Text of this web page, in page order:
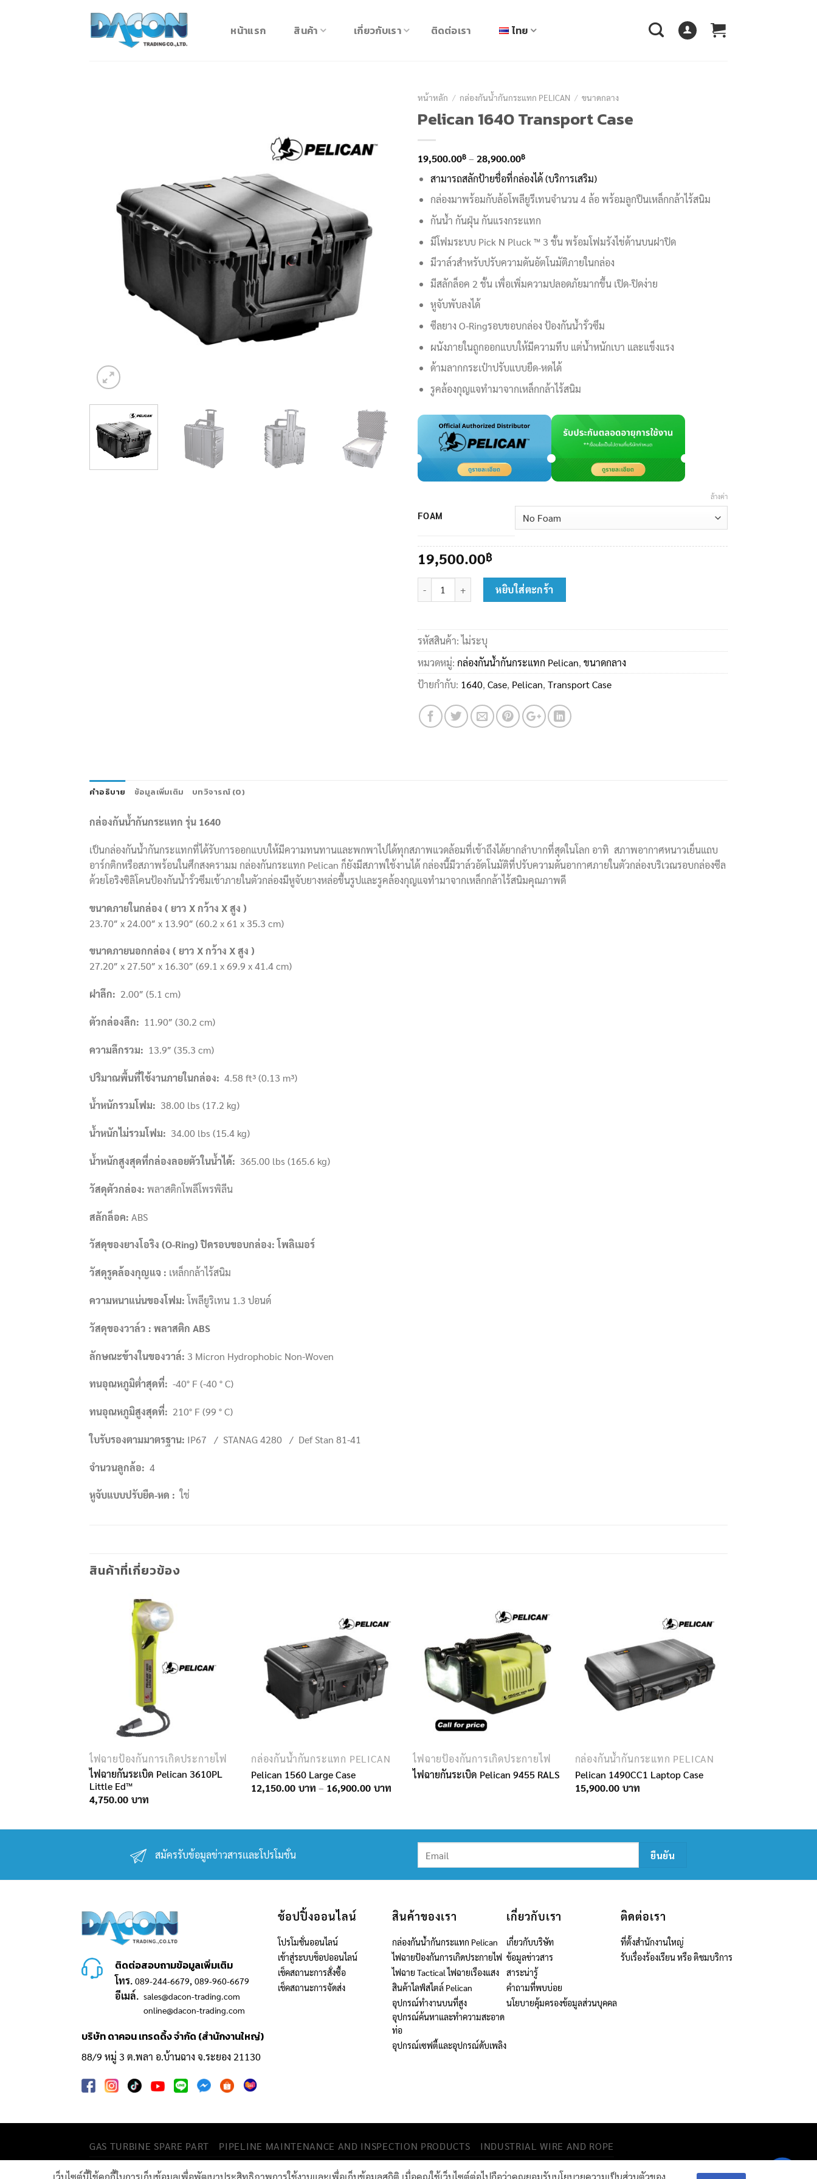
หน้าแรก สินค้า เกี่ยวกับเรา ติดต่อเรา ไทย
หน้าหลัก / กล่องกันน้ำกันกระแทก PELICAN / ขนาดกลาง
Pelican 1640 Transport Case
19,500.00฿ – 28,900.00฿Price
range:
through
28,900.00฿
สามารถสลักป้ายชื่อที่กล่องได้ (บริการเสริม)
กล่องมาพร้อมกับล้อโพลียูรีเทนจำนวน 4 ล้อ พร้อมลูกปืนเหล็กกล้าไร้สนิม
กันน้ำ กันฝุ่น กันแรงกระแทก
มีโฟมระบบ Pick N Pluck ™ 3 ชั้น พร้อมโฟมรังไข่ด้านบนฝาปิด
มีวาล์วสำหรับปรับความดันอัตโนมัติภายในกล่อง
มีสลักล็อค 2 ชั้น เพื่อเพิ่มความปลอดภัยมากขึ้น เปิด-ปิดง่าย
หูจับพับลงได้
ซีลยาง O-Ringรอบขอบกล่อง ป้องกันน้ำรั่วซึม
ผนังภายในถูกออกแบบให้มีความทึบ แต่น้ำหนักเบา และแข็งแรง
ด้ามลากกระเป๋าปรับแบบยืด-หดได้
รูคล้องกุญแจทำมาจากเหล็กกล้าไร้สนิม
FOAM
ล้างค่า
19,500.00฿
จำนวน Pelican 1640 Transport Case ชิ้น
หยิบใส่ตะกร้า
รหัสสินค้า:ไม่ระบุ
หมวดหมู่: กล่องกันน้ำกันกระแทก Pelican, ขนาดกลาง
ป้ายกำกับ: 1640, Case, Pelican, Transport Case
คำอธิบาย ข้อมูลเพิ่มเติม บทวิจารณ์ (0)
กล่องกันน้ำกันกระแทก รุ่น 1640
เป็นกล่องกันน้ำกันกระแทกที่ได้รับการออกแบบให้มีความทนทานและพกพาไปได้ทุกสภาพแวดล้อมที่เข้าถึงได้ยากลำบากที่สุดในโลก อาทิ สภาพอากาศหนาวเย็นแถบ
อาร์กติกหรือสภาพร้อนในศึกสงครามม กล่องกันกระแทก Pelican ก็ยังมีสภาพใช้งานได้ กล่องนี้มีวาล์วอัตโนมัติที่ปรับความดันอากาศภายในตัวกล่องบริเวณรอบกล่องซีล
ด้วยโอริงซิลิโคนป้องกันน้ำรั่วซึมเข้าภายในตัวกล่องมีหูจับยางหล่อขึ้นรูปและรูคล้องกุญแจทำมาจากเหล็กกล้าไร้สนิมคุณภาพดี
ขนาดภายในกล่อง ( ยาว X กว้าง X สูง )
23.70″ x 24.00″ x 13.90″ (60.2 x 61 x 35.3 cm)
ขนาดภายนอกกล่อง ( ยาว X กว้าง X สูง )
27.20″ x 27.50″ x 16.30″ (69.1 x 69.9 x 41.4 cm)
ฝาลึก: 2.00″ (5.1 cm)
ตัวกล่องลึก: 11.90″ (30.2 cm)
ความลึกรวม: 13.9″ (35.3 cm)
ปริมาณพื้นที่ใช้งานภายในกล่อง: 4.58 ft³ (0.13 m³)
น้ำหนักรวมโฟม: 38.00 lbs (17.2 kg)
น้ำหนักไม่รวมโฟม: 34.00 lbs (15.4 kg)
น้ำหนักสูงสุดที่กล่องลอยตัวในน้ำได้: 365.00 lbs (165.6 kg)
วัสดุตัวกล่อง: พลาสติกโพลีโพรพิลีน
สลักล็อค: ABS
วัสดุของยางโอริง (O-Ring) ปิดรอบขอบกล่อง: โพลิเมอร์
วัสดุรูคล้องกุญแจ : เหล็กกล้าไร้สนิม
ความหนาแน่นของโฟม: โพลียูริเทน 1.3 ปอนด์
วัสดุของวาล์ว : พลาสติก ABS
ลักษณะข้างในของวาล์: 3 Micron Hydrophobic Non-Woven
ทนอุณหภูมิต่ำสุดที่: -40° F (-40 ° C)
ทนอุณหภูมิสูงสุดที่: 210° F (99 ° C)
ใบรับรองตามมาตรฐาน: IP67 / STANAG 4280 / Def Stan 81-41
จำนวนลูกล้อ: 4
หูจับแบบปรับยืด-หด : ใช่
สินค้าที่เกี่ยวข้อง
ไฟฉายป้องกันการเกิดประกายไฟ
ไฟฉายกันระเบิด Pelican 3610PL
Little Ed™
4,750.00
กล่องกันน้ำกันกระแทก PELICAN
Pelican 1560 Large Case
12,150.00
– 16,900.00
ไฟฉายป้องกันการเกิดประกายไฟ
ไฟฉายกันระเบิด Pelican 9455 RALS
กล่องกันน้ำกันกระแทก PELICAN
Pelican 1490CC1 Laptop Case
15,900.00
สมัครรับข้อมูลข่าวสารเเละโปรโมชั่น
ติดต่อสอบถามข้อมูลเพิ่มเติม
โทร. 089-244-6679,089-960-6679
อีเมล์. sales@dacon-trading.com
online@dacon-trading.com
บริษัท ดาคอน เทรดดิ้ง จำกัด (สำนักงานใหญ่)
88/9 หมู่ 3 ต.พลา อ.บ้านฉาง จ.ระยอง 21130
ช้อปปิ้งออนไลน์
โปรโมชั่นออนไลน์
เข้าสู่ระบบช็อปออนไลน์
เช็คสถานะการสั่งซื้อ
เช็คสถานะการจัดส่ง
สินค้าของเรา
กล่องกันน้ำกันกระแทก Pelican
ไฟฉายป้องกันการเกิดประกายไฟ
ไฟฉาย Tactical ไฟฉายเรืองแสง
สินค้าไลฟ์สไตล์ Pelican
อุปกรณ์ทำงานบนที่สูง
อุปกรณ์ค้นหาและทำความสะอาด
ท่อ
อุปกรณ์เซฟตี้และอุปกรณ์ดับเพลิง
เกี่ยวกับเรา
เกี่ยวกับบริษัท
ข้อมูลข่าวสาร
สาระน่ารู้
คำถามที่พบบ่อย
นโยบายคุ้มครองข้อมูลส่วนบุคคล
ติดต่อเรา
ที่ตั้งสำนักงานใหญ่
รับเรื่องร้องเรียน หรือ ติชมบริการ
GAS TURBINE SPARE PART​ PIPELINE MAINTENANCE AND INSPECTION PRODUCTS INDUSTRIAL WIRE AND ROPE​
Contact Us